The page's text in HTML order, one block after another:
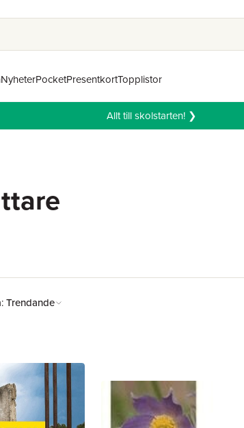
NyheterPocketPresentkortTopplistor
Allt till skolstarten! ❯
Trendande